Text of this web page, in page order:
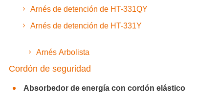
Arnés de detención de HT-331QY
Arnés de detención de HT-331Y
Arnés Arbolista
Cordón de seguridad
Absorbedor de energía con cordón elástico